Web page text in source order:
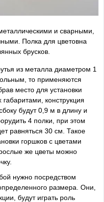
и сварными,
Полка для цветовна
брусков.
из металла диаметром 1
то применяются
место для установки
конструкция
будут 0,9 м в длину и
4 полки, при этом
равняться 30 см. Такое
горшков с цветами
же цветы можно
нужно посредством
размера. Они,
будут играть роль